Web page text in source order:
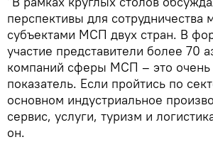
перспективы для сотрудничества
субъектами МСП двух стран. В
участие представители более 70
компаний сферы МСП – это
показатель. Если пройтись по
основном индустриальное
сервис, услуги, туризм и
он.